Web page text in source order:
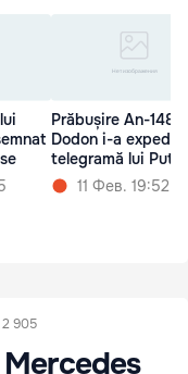
Prăbușire An-148:
Dodon i-a
telegramă lui Putin
11 Фев. 19:52
2 905